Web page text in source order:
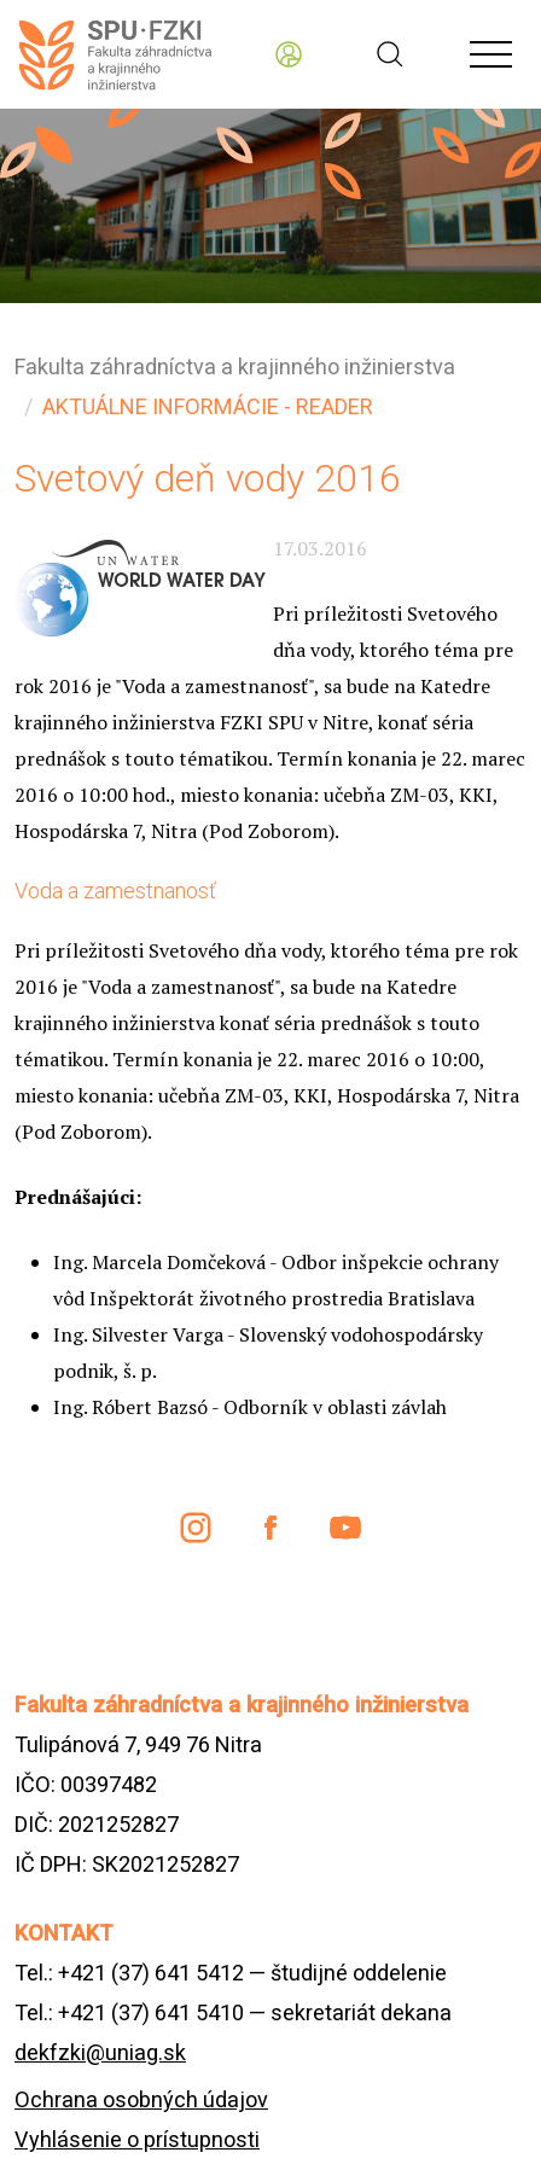
Fakulta záhradníctva a krajinného inžinierstva
AKTUÁLNE INFORMÁCIE - READER
Svetový deň vody 2016
17.03.2016
Pri príležitosti Svetového
dňa vody, ktorého téma pre
rok 2016 je "Voda a zamestnanosť", sa bude na Katedre
krajinného inžinierstva FZKI SPU v Nitre, konať séria
prednášok s touto tématikou. Termín konania je 22. marec
2016 o 10:00 hod., miesto konania: učebňa ZM-03, KKI,
Hospodárska 7, Nitra (Pod Zoborom).
Voda a zamestnanosť
Pri príležitosti Svetového dňa vody, ktorého téma pre rok
2016 je "Voda a zamestnanosť", sa bude na Katedre
krajinného inžinierstva konať séria prednášok s touto
tématikou. Termín konania je 22. marec 2016 o 10:00,
miesto konania: učebňa ZM-03, KKI, Hospodárska 7, Nitra
(Pod Zoborom).
Prednášajúci:
Ing. Marcela Domčeková - Odbor inšpekcie ochrany
vôd Inšpektorát životného prostredia Bratislava
Ing. Silvester Varga - Slovenský vodohospodársky
podnik, š. p.
Ing. Róbert Bazsó - Odborník v oblasti závlah
Fakulta záhradníctva a krajinného inžinierstva
Tulipánová 7, 949 76 Nitra
IČO: 00397482
DIČ: 2021252827
IČ DPH: SK2021252827
KONTAKT
Tel.: +421 (37) 641 5412 — študijné oddelenie
Tel.: +421 (37) 641 5410 — sekretariát dekana
dekfzki@uniag.sk
Ochrana osobných údajov
Vyhlásenie o prístupnosti